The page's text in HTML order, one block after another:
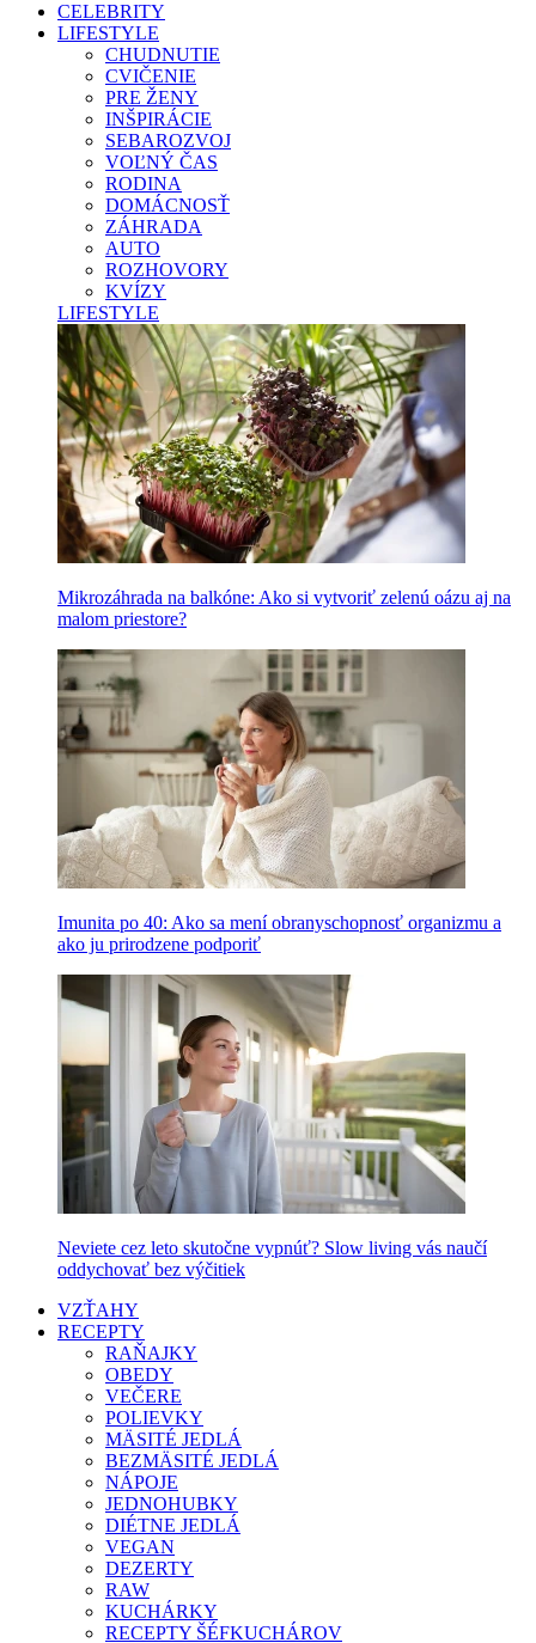
CELEBRITY
LIFESTYLE
CHUDNUTIE
CVIČENIE
PRE ŽENY
INŠPIRÁCIE
SEBAROZVOJ
VOĽNÝ ČAS
RODINA
DOMÁCNOSŤ
ZÁHRADA
AUTO
ROZHOVORY
KVÍZY
LIFESTYLE
Mikrozáhrada na balkóne: Ako si vytvoriť zelenú oázu aj na
malom priestore?
Imunita po 40: Ako sa mení obranyschopnosť organizmu a
ako ju prirodzene podporiť
Neviete cez leto skutočne vypnúť? Slow living vás naučí
oddychovať bez výčitiek
VZŤAHY
RECEPTY
RAŇAJKY
OBEDY
VEČERE
POLIEVKY
MÄSITÉ JEDLÁ
BEZMÄSITÉ JEDLÁ
NÁPOJE
JEDNOHUBKY
DIÉTNE JEDLÁ
VEGAN
DEZERTY
RAW
KUCHÁRKY
RECEPTY ŠÉFKUCHÁROV